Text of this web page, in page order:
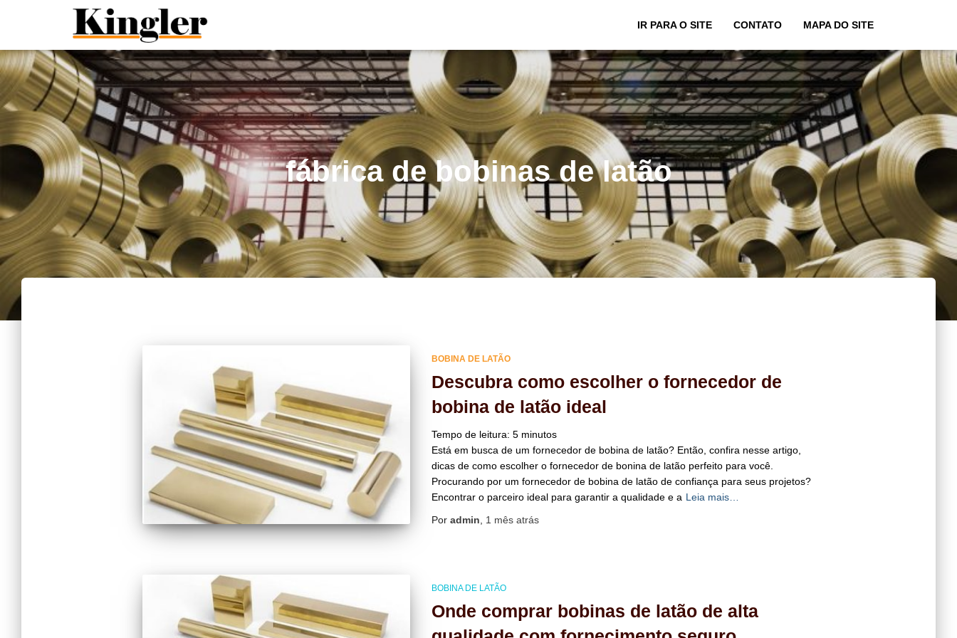
IR PARA O SITE
CONTATO MAPA DO SITE
fábrica de bobinas de latão
BOBINA DE LATÃO
Descubra como escolher o fornecedor de
bobina de latão ideal
Tempo de leitura: 5 minutos
Está em busca de um fornecedor de bobina de latão? Então, confira nesse artigo,
dicas de como escolher o fornecedor de bonina de latão perfeito para você.
Procurando por um fornecedor de bobina de latão de confiança para seus projetos?
Encontrar o parceiro ideal para garantir a qualidade e a Leia mais…
Por admin 1 mêsatrás
BOBINA DE LATÃO
Onde comprar bobinas de latão de alta